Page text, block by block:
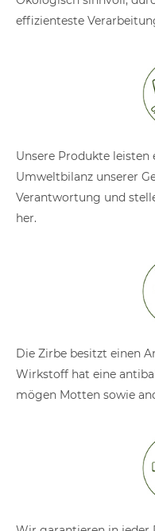
effizienteste
Unsere Produkte
Umweltbilanz unserer
Verantwortung und
her.
Die Zirbe besitzt einen
Wirkstoff hat eine
mögen Motten sowie